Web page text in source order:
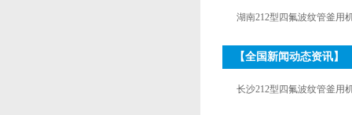
湖南212型四氟波纹管釜用
【全国新闻动态资讯】
长沙212型四氟波纹管釜用